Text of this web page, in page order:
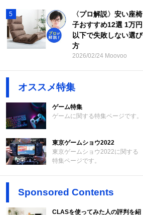
5
〈プロ解説〉安い座椅
子おすすめ12選 1万円
以下で失敗しない選び
方
2026/02/24 Moovoo
オススメ特集
ゲーム特集
ゲームに関する特集ページです。
東京ゲームショウ2022
東京ゲームショウ2022に関する
特集ページです。
Sponsored Contents
CLASを使ってみた人の評判を紹